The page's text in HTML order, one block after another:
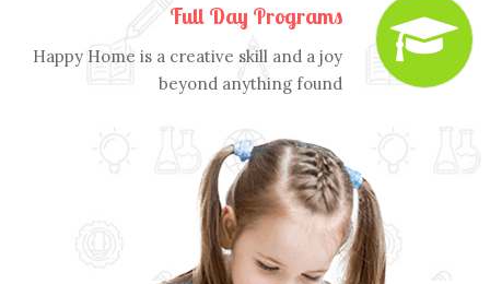
Full Day Programs
Happy Home is a creative skill and a joy
beyond anything found